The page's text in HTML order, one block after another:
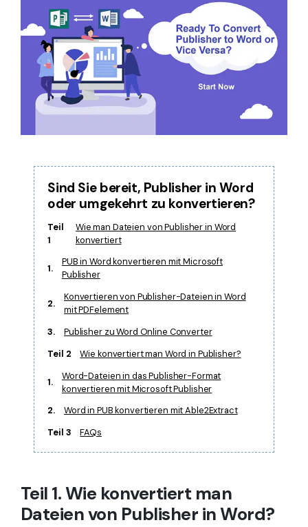
Alle PDF-Funktionen
Laden Sie die leistungsstärksten und einfachsten PDF-Tools
Sind Sie bereit, Publisher in Word
oder umgekehrt zu konvertieren?
Teil
1
Wie man Dateien von Publisher in Word
konvertiert
1.
PUB in Word konvertieren mit Microsoft
Publisher
2.
Konvertieren von Publisher-Dateien in Word
mit PDFelement
3.
Publisher zu Word Online Converter
Teil 2
Wie konvertiert man Word in Publisher?
1.
Word-Dateien in das Publisher-Format
konvertieren mit Microsoft Publisher
2.
Word in PUB konvertieren mit Able2Extract
Teil 3
FAQs
Teil 1. Wie konvertiert man
Dateien von Publisher in Word?